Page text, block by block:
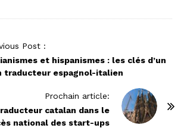
Post :
et hispanismes : les clés d’un
traducteur espagnol-italien
Prochain article:
catalan dans le
national des start-ups